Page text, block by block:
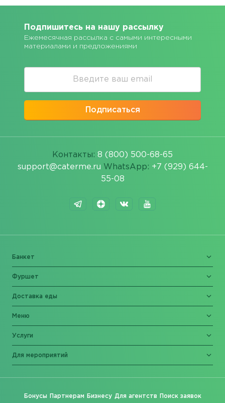
Подпишитесь на нашу рассылку
Ежемесячная рассылка с самыми интересными
материалами и предложениями
Подписаться
Контакты: 8 (800) 500-68-65
support@caterme.ru WhatsApp: +7 (929) 644-
55-08
Банкет
Фуршет
Доставка еды
Меню
Услуги
Для мероприятий
Бонусы Партнерам Бизнесу Для агентств Поиск заявок